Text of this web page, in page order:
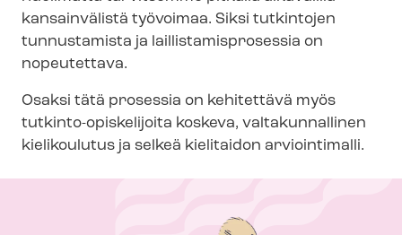
kansainvälistä työvoimaa. Siksi tutkintojen
tunnustamista ja lail­lis­ta­mis­pro­ses­sia on
nopeutettava.
Osaksi tätä prosessia on kehitettävä myös
tutkinto-​opiskelijoita koskeva, valtakunnallinen
kielikoulutus ja selkeä kielitaidon arviointimalli.